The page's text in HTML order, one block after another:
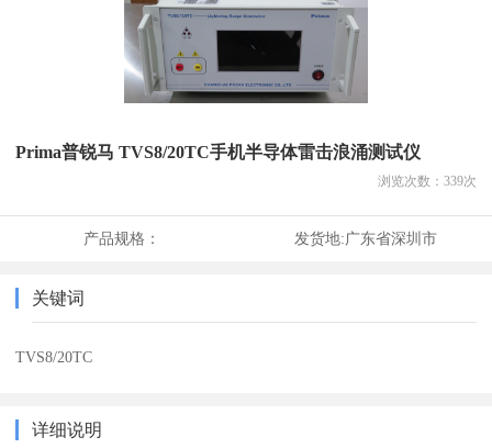
Prima普锐马 TVS8/20TC手机半导体雷击浪涌测试仪
浏览次数： 339次
产品规格： 发货地:广东省深圳市
关键词
TVS8/20TC
详细说明